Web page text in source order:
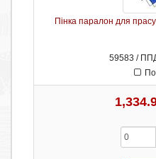
Пінка паралон для
59583 /